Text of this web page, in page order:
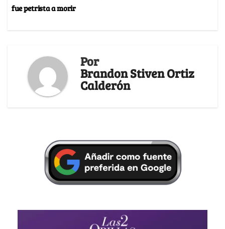
fue petrista a morir
Por
Brandon Stiven Ortiz
Calderón